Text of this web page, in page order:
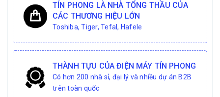
TÍN PHONG LÀ NHÀ TỔNG THẦU CỦA
CÁC THƯƠNG HIỆU LỚN
Toshiba, Tiger, Tefal, Hafele
THÀNH TỰU CỦA ĐIỆN MÁY TÍN PHONG
Có hơn 200 nhà sỉ, đại lý và nhiều dự án B2B
trên toàn quốc